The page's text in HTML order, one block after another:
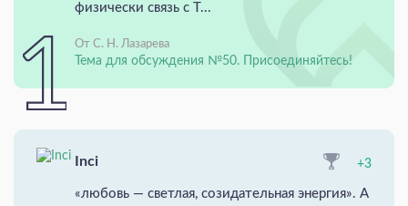
физически связь с Т...
От С. Н. Лазарева
Тема для обсуждения №50. Присоединяйтесь!
Inci +3
«любовь — светлая, созидательная энергия». А